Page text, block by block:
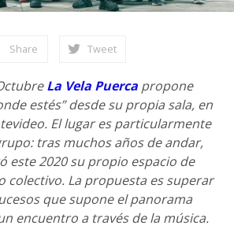
Share Tweet
La Vela Puerca propone
estés” desde su propia sala, en
El lugar es particularmente
tras muchos años de andar,
este 2020 su propio espacio de
colectivo. La propuesta es superar
que supone el panorama
encuentro a través de la música.